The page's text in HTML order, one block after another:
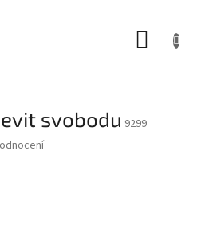
svobodu 9299